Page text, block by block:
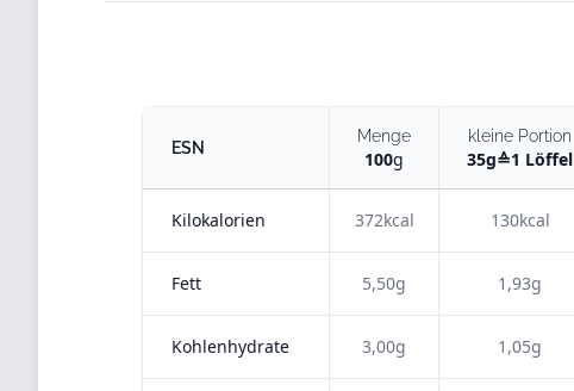
ESN
Menge
100g
kleine Portion
35g≙1 Löffel
Kilokalorien 372kcal 130kcal
Fett 5,50g 1,93g
Kohlenhydrate 3,00g 1,05g